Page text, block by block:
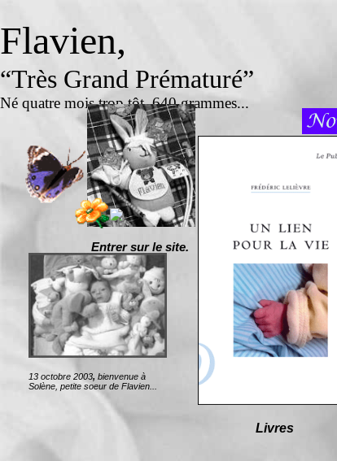
Flavien,
“Très Grand Prématuré”
Né quatre mois trop tôt, 640 grammes...
Entrer sur le site.
Livres
13 octobre 2003, bienvenue à
Solène, petite soeur de Flavien...